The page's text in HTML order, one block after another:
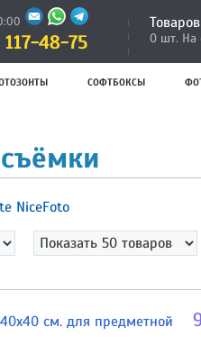
0 шт. На
48-75
СОФТБОКСЫ
NiceFoto
см. для предметной